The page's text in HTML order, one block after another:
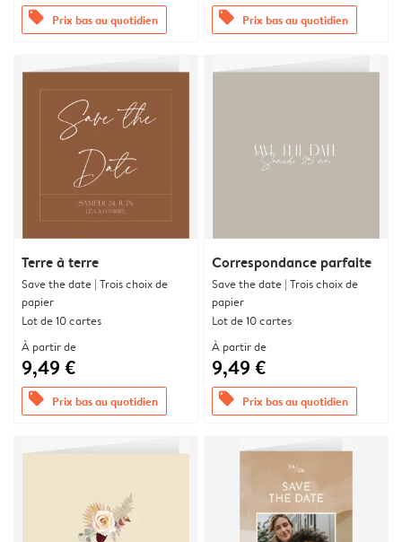
offers Prix bas au quotidien offers Prix bas au quotidien
Terre à terre
Save the date | Trois choix de
papier
Lot de 10 cartes
À partir de
9,49 €
offers Prix bas au quotidien
Correspondance parfaite
Save the date | Trois choix de
papier
Lot de 10 cartes
À partir de
9,49 €
offers Prix bas au quotidien